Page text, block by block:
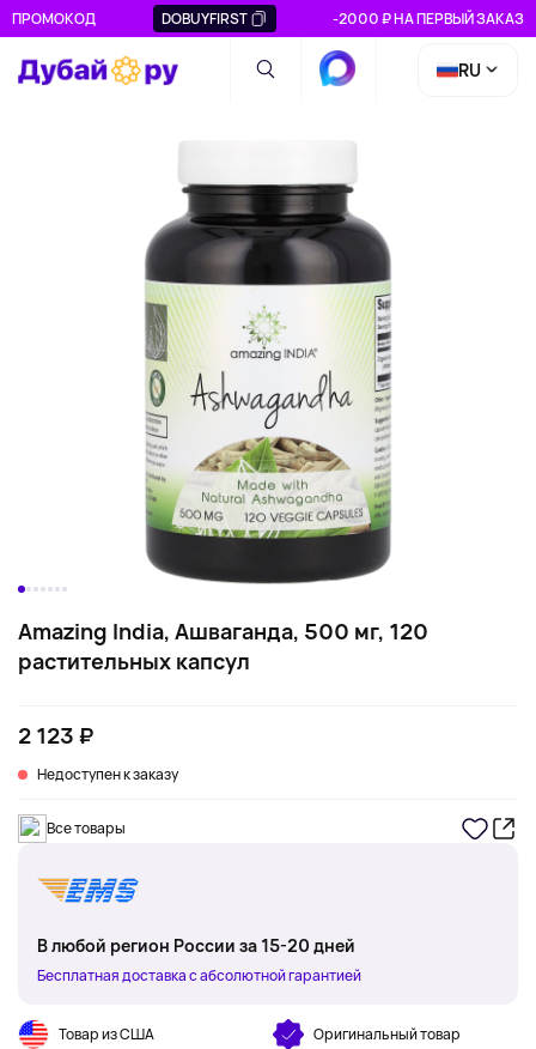
ПРОМОКОД DOBUYFIRST -2000 ₽ НА ПЕРВЫЙ ЗАКАЗ
RU
Amazing India, Ашваганда, 500 мг, 120
растительных капсул
2 123 ₽
Недоступен к заказу
Все товары
В любой регион России за 15-20 дней
Бесплатная доставка с абсолютной гарантией
Товар из США Оригинальный товар